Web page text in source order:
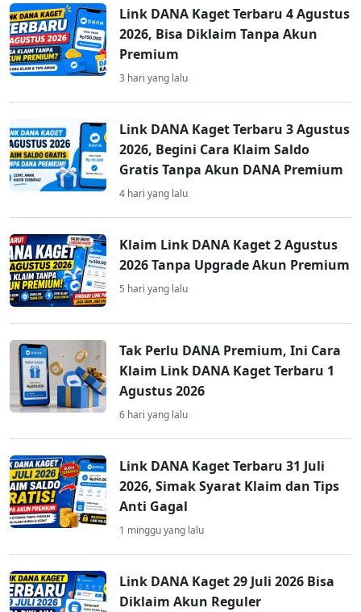
Link DANA Kaget Terbaru 4 Agustus
2026, Bisa Diklaim Tanpa Akun
Premium
3 hari yang lalu
Link DANA Kaget Terbaru 3 Agustus
2026, Begini Cara Klaim Saldo
Gratis Tanpa Akun DANA Premium
4 hari yang lalu
Klaim Link DANA Kaget 2 Agustus
2026 Tanpa Upgrade Akun Premium
5 hari yang lalu
Tak Perlu DANA Premium, Ini Cara
Klaim Link DANA Kaget Terbaru 1
Agustus 2026
6 hari yang lalu
Link DANA Kaget Terbaru 31 Juli
2026, Simak Syarat Klaim dan Tips
Anti Gagal
1 minggu yang lalu
Link DANA Kaget 29 Juli 2026 Bisa
Diklaim Akun Reguler